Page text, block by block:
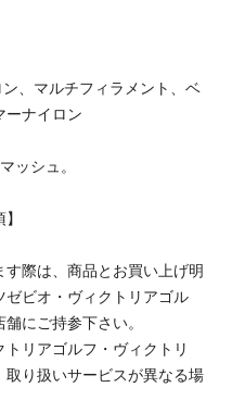
、マルチフィラメント、ベ
ーナイロン
ッシュ。
際は、商品とお買い上げ明
ビオ・ヴィクトリアゴル
にご持参下さい。
リアゴルフ・ヴィクトリ
り扱いサービスが異なる場